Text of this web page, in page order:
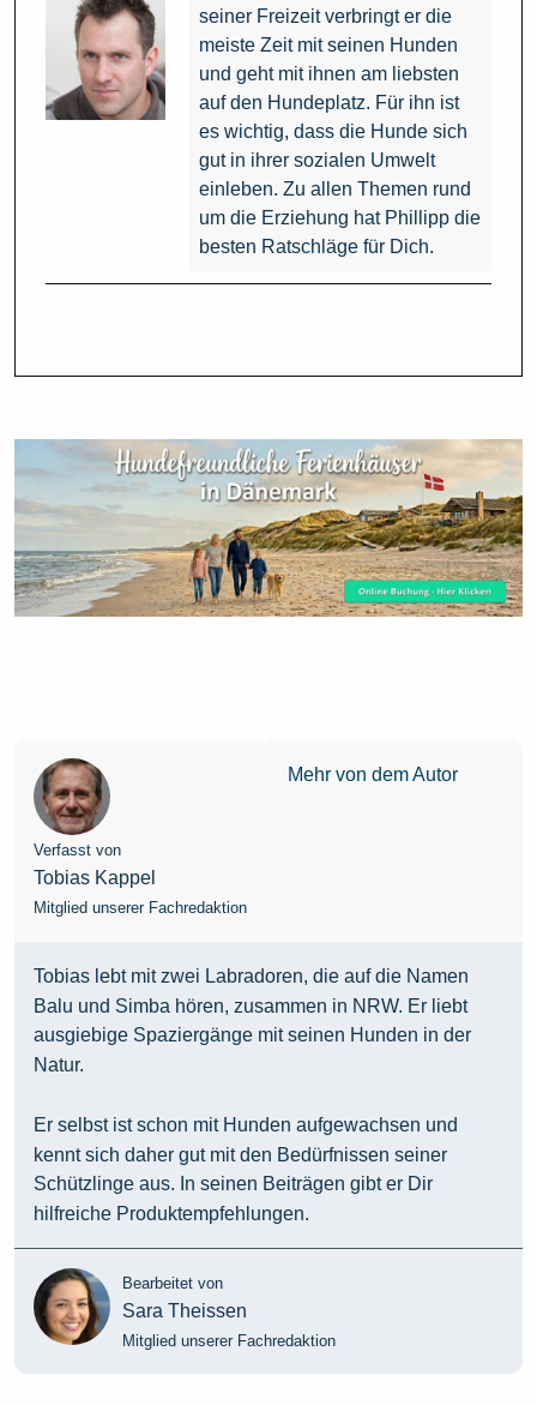
seiner Freizeit verbringt er die
meiste Zeit mit seinen Hunden
und geht mit ihnen am liebsten
auf den Hundeplatz. Für ihn ist
es wichtig, dass die Hunde sich
gut in ihrer sozialen Umwelt
einleben. Zu allen Themen rund
um die Erziehung hat Phillipp die
besten Ratschläge für Dich.
Verfasst von
Tobias Kappel
Mitglied unserer Fachredaktion
Mehr von dem Autor
Tobias lebt mit zwei Labradoren, die auf die Namen
Balu und Simba hören, zusammen in NRW. Er liebt
ausgiebige Spaziergänge mit seinen Hunden in der
Natur.
Er selbst ist schon mit Hunden aufgewachsen und
kennt sich daher gut mit den Bedürfnissen seiner
Schützlinge aus. In seinen Beiträgen gibt er Dir
hilfreiche Produktempfehlungen.
Bearbeitet von
Sara Theissen
Mitglied unserer Fachredaktion